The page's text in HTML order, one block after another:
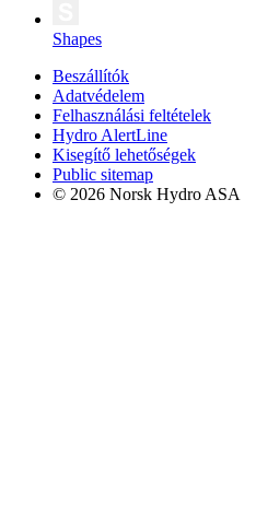
Shapes
Beszállítók
Adatvédelem
Felhasználási feltételek
Hydro AlertLine
Kisegítő lehetőségek
Public sitemap
© 2026 Norsk Hydro ASA